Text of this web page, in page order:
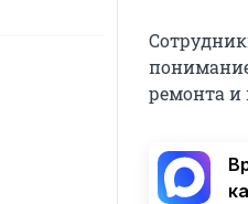
ремонта и